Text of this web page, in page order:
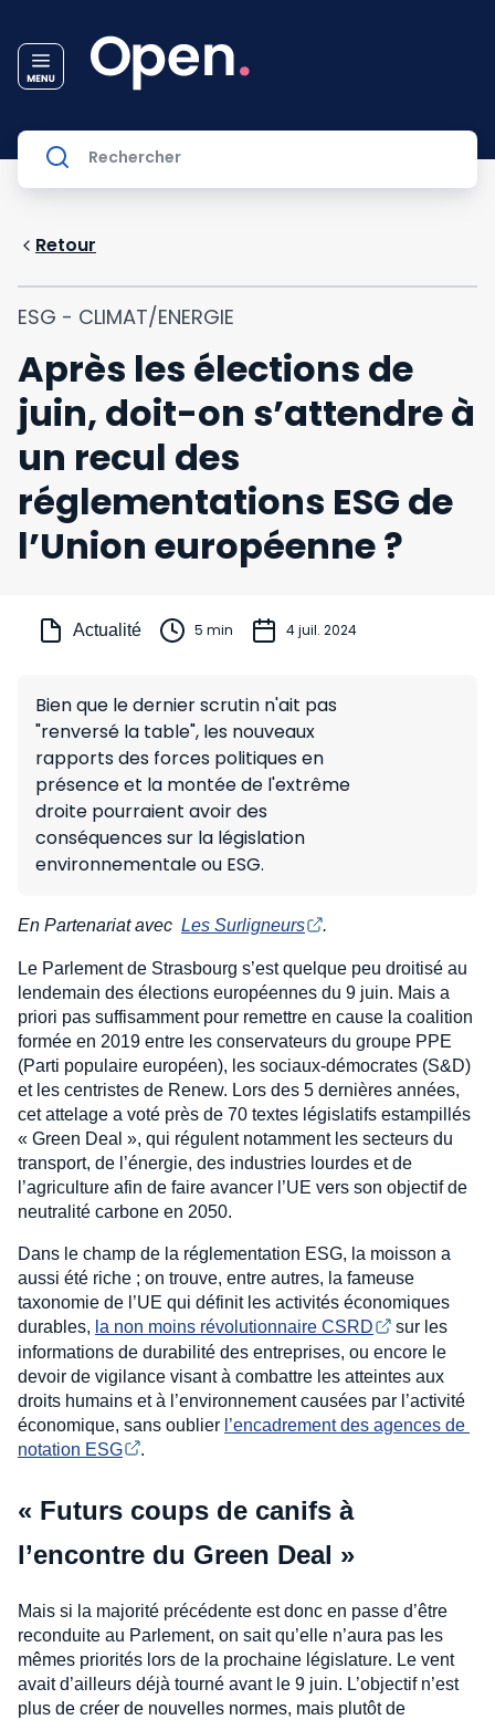
Retour
ESG - CLIMAT/ENERGIE
Après les élections de
juin, doit-on s’attendre à
un recul des
réglementations ESG de
l’Union européenne ?
Actualité 5 min 4 juil. 2024
Bien que le dernier scrutin n'ait pas
"renversé la table", les nouveaux
rapports des forces politiques en
présence et la montée de l'extrême
droite pourraient avoir des
conséquences sur la législation
environnementale ou ESG.
En Partenariat avec Les Surligneurs .
Le Parlement de Strasbourg s’est quelque peu droitisé au
lendemain des élections européennes du 9 juin. Mais a
priori pas suffisamment pour remettre en cause la coalition
formée en 2019 entre les conservateurs du groupe PPE
(Parti populaire européen), les sociaux-démocrates (S&D)
et les centristes de Renew. Lors des 5 dernières années,
cet attelage a voté près de 70 textes législatifs estampillés
« Green Deal », qui régulent notamment les secteurs du
transport, de l’énergie, des industries lourdes et de
l’agriculture afin de faire avancer l’UE vers son objectif de
neutralité carbone en 2050.
Dans le champ de la réglementation ESG, la moisson a
aussi été riche ; on trouve, entre autres, la fameuse
taxonomie de l’UE qui définit les activités économiques
durables, la non moins révolutionnaire CSRD
sur les
informations de durabilité des entreprises, ou encore le
devoir de vigilance visant à combattre les atteintes aux
droits humains et à l’environnement causées par l’activité
économique, sans oublier l’encadrement des agences de
notation ESG
.
« Futurs coups de canifs à
l’encontre du Green Deal »
Mais si la majorité précédente est donc en passe d’être
reconduite au Parlement, on sait qu’elle n’aura pas les
mêmes priorités lors de la prochaine législature. Le vent
avait d’ailleurs déjà tourné avant le 9 juin. L’objectif n’est
plus de créer de nouvelles normes, mais plutôt de